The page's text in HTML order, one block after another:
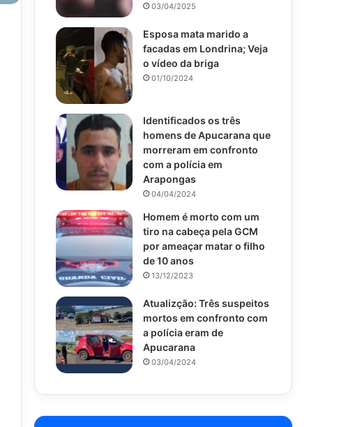
03/04/2025
Esposa mata marido a
facadas em Londrina; Veja
o vídeo da briga
01/10/2024
Identificados os três
homens de Apucarana que
morreram em confronto
com a polícia em
Arapongas
04/04/2024
Homem é morto com um
tiro na cabeça pela GCM
por ameaçar matar o filho
de 10 anos
13/12/2023
Atualizção: Três suspeitos
mortos em confronto com
a polícia eram de
Apucarana
03/04/2024